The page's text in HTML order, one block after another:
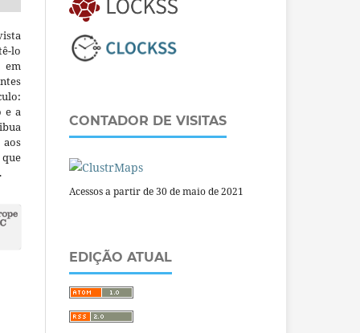
lo
em
e a
CONTADOR DE VISITAS
Acessos a partir de 30 de maio de 2021
EDIÇÃO ATUAL